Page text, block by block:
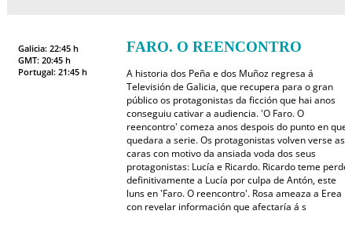
Galicia: 22:45 h
GMT: 20:45 h
Portugal: 21:45 h
FARO. O REENCONTRO
A historia dos Peña e dos Muñoz regresa á
Televisión de Galicia, que recupera para o gran
público os protagonistas da ficción que hai anos
conseguiu cativar a audiencia. 'O Faro. O
reencontro' comeza anos despois do punto en que
quedara a serie. Os protagonistas volven verse as
caras con motivo da ansiada voda dos seus
protagonistas: Lucía e Ricardo. Ricardo teme perder
definitivamente a Lucía por culpa de Antón, este
luns en 'Faro. O reencontro'. Rosa ameaza a Erea
con revelar información que afectaría á s